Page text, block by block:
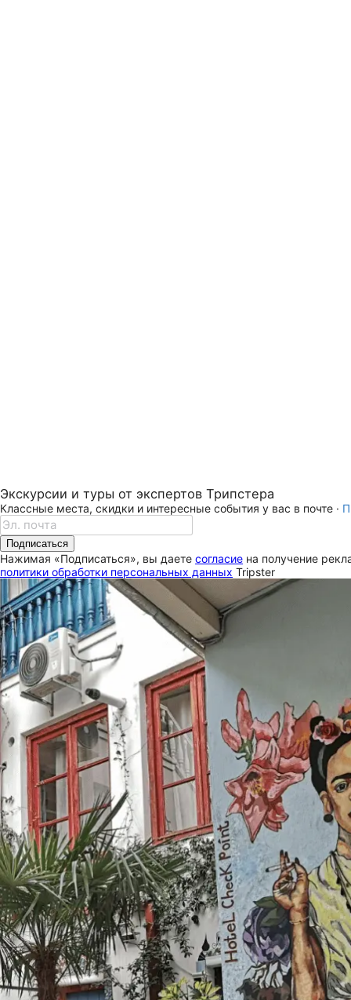
Экскурсии и туры от экспертов Трипстера
Классные места, скидки и интересные события у вас в почте ·
Подписаться
Нажимая «Подписаться», вы даете согласие на получение
политики обработки персональных данных Tripster